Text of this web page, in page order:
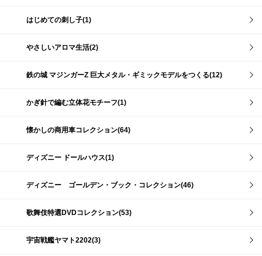
はじめての刺し子(1)
やさしいアロマ生活(2)
鉄の城 マジンガーZ 巨大メタル・ギミックモデルをつくる(12)
かぎ針で編む立体花モチーフ(1)
懐かしの商用車コレクション(64)
ディズニー ドールハウス(1)
ディズニー ゴールデン・ブック・コレクション(46)
歌舞伎特選DVDコレクション(53)
宇宙戦艦ヤマト2202(3)